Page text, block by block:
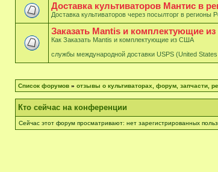
Доставка культиваторов Мантис в
Доставка культиваторов через посылторг в регионы
Заказать Mantis и комплектующие
Как Заказать Mantis и комплектующие из США
службы международной доставки USPS (United
Список форумов » отзывы о культиваторах, форум, запчасти,
Кто сейчас на конференции
Сейчас этот форум просматривают: нет зарегистрированных